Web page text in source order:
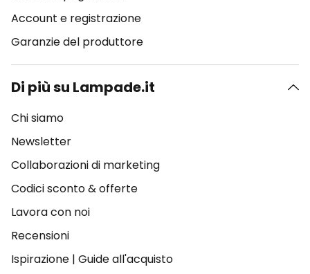
Account e registrazione
Garanzie del produttore
Di più su Lampade.it
Chi siamo
Newsletter
Collaborazioni di marketing
Codici sconto & offerte
Lavora con noi
Recensioni
Ispirazione | Guide all'acquisto